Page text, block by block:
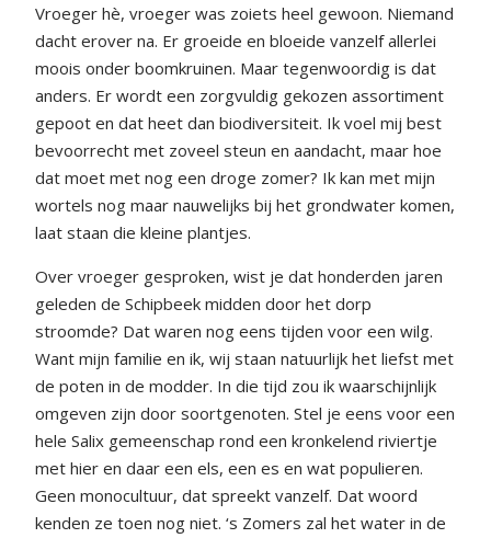
Vroeger hè, vroeger was zoiets heel gewoon. Niemand
dacht erover na. Er groeide en bloeide vanzelf allerlei
moois onder boomkruinen. Maar tegenwoordig is dat
anders. Er wordt een zorgvuldig gekozen assortiment
gepoot en dat heet dan biodiversiteit. Ik voel mij best
bevoorrecht met zoveel steun en aandacht, maar hoe
dat moet met nog een droge zomer? Ik kan met mijn
wortels nog maar nauwelijks bij het grondwater komen,
laat staan die kleine plantjes.
Over vroeger gesproken, wist je dat honderden jaren
geleden de Schipbeek midden door het dorp
stroomde? Dat waren nog eens tijden voor een wilg.
Want mijn familie en ik, wij staan natuurlijk het liefst met
de poten in de modder. In die tijd zou ik waarschijnlijk
omgeven zijn door soortgenoten. Stel je eens voor een
hele Salix gemeenschap rond een kronkelend riviertje
met hier en daar een els, een es en wat populieren.
Geen monocultuur, dat spreekt vanzelf. Dat woord
kenden ze toen nog niet. ‘s Zomers zal het water in de